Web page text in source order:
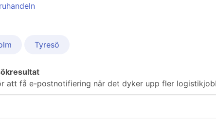
Tyresö
att få e-postnotifiering när det dyker upp fler